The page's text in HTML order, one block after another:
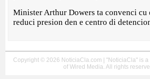
Minister Arthur Dowers ta convenci cu
reduci presion den e centro di
Copyright © 2026 NoticiaCla.com | "NoticiaCla" is
of Wired Media. All rights